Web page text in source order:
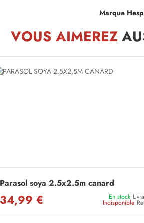
Marque
VOUS AIMEREZ
Parasol soya 2.5x2.5m canard
34,99 € En stock
Indisponible